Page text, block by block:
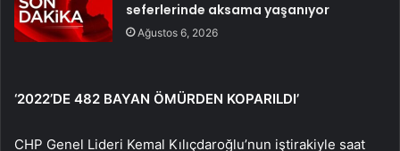
seferlerinde aksama yaşanıyor
Ağustos 6, 2026
‘2022’DE 482 BAYAN ÖMÜRDEN KOPARILDI’
CHP Genel Lideri Kemal Kılıçdaroğlu’nun iştirakiyle saat